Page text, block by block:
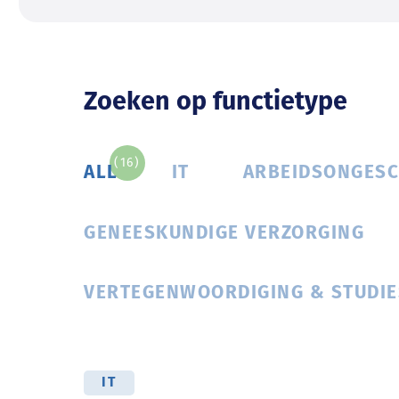
Zoeken op functietype
ALL
(16)
IT
GENEESKUNDIGE VERZORGING
VERTEGENWOORDIGING &
IT